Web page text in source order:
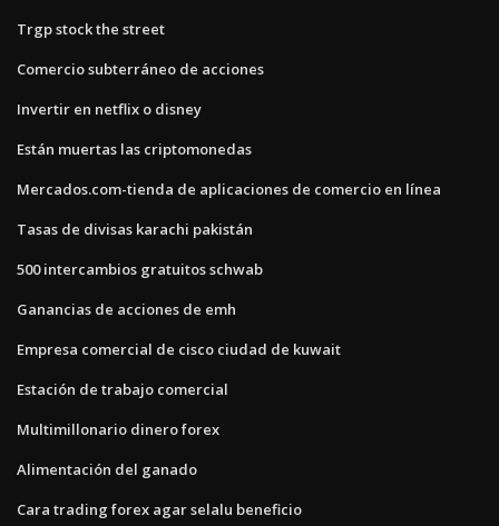
Trgp stock the street
Comercio subterráneo de acciones
Invertir en netflix o disney
Están muertas las criptomonedas
Mercados.com-tienda de aplicaciones de comercio en línea
Tasas de divisas karachi pakistán
500 intercambios gratuitos schwab
Ganancias de acciones de emh
Empresa comercial de cisco ciudad de kuwait
Estación de trabajo comercial
Multimillonario dinero forex
Alimentación del ganado
Cara trading forex agar selalu beneficio